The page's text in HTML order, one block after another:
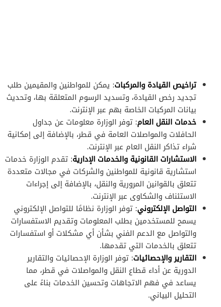
تراخيص القيادة والمركبات: يمكن للمواطنين والمقيمين طلب
تجديد رخص القيادة، وتسديد الرسوم المتعلقة بها، وتحديث
بيانات المركبات الخاصة بهم عبر الإنترنت.
خدمات النقل العام: توفر الوزارة معلومات عن جداول
الحافلات والمواصلات العامة في قطر، بالإضافة إلى إمكانية
شراء تذاكر النقل العام عبر الإنترنت.
الاستشارات القانونية والخدمات الإدارية: تقدم الوزارة خدمات
استشارية قانونية للمواطنين والشركات في مجالات متعددة
تتعلق بالقوانين المرورية والنقل، بالإضافة إلى إجراءات
الاستئناف والشكاوى عبر الإنترنت.
التواصل الإلكتروني: توفر الوزارة نظامًا للتواصل الإلكتروني
يسمح للمستخدمين بطلب المعلومات وتقديم الاستفسارات
والتواصل مع الدعم الفني بشأن أي مشكلات أو استفسارات
تتعلق بالخدمات التي تقدمها.
التقارير والإحصائيات: توفر الوزارة الإحصائيات والتقارير
الدورية عن أداء قطاع النقل والمواصلات في قطر، مما
يساعد في فهم الاتجاهات وتحسين الخدمات بناءً على
التحليل البياني.